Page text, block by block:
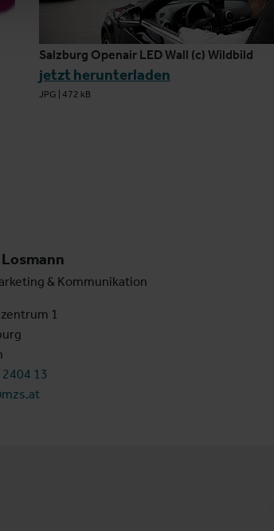
Salzburg Openair LED Wall (c) Wildbild
jetzt herunterladen
JPG 472 kB
& Kommunikation
1
2404 13